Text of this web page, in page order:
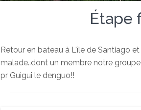
Étape
Retour en bateau à L'île de Santiago
malade..dont un membre notre
pr Guigui le denguo!!